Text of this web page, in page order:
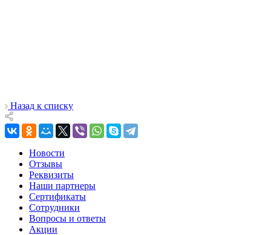
Назад к списку
Новости
Отзывы
Реквизиты
Наши партнеры
Сертификаты
Сотрудники
Вопросы и ответы
Акции